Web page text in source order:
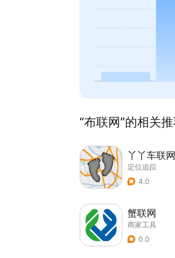
“布联网”的相关
丫丫车联网
定位追踪
4.0
蟹联网
商家工具
0.0